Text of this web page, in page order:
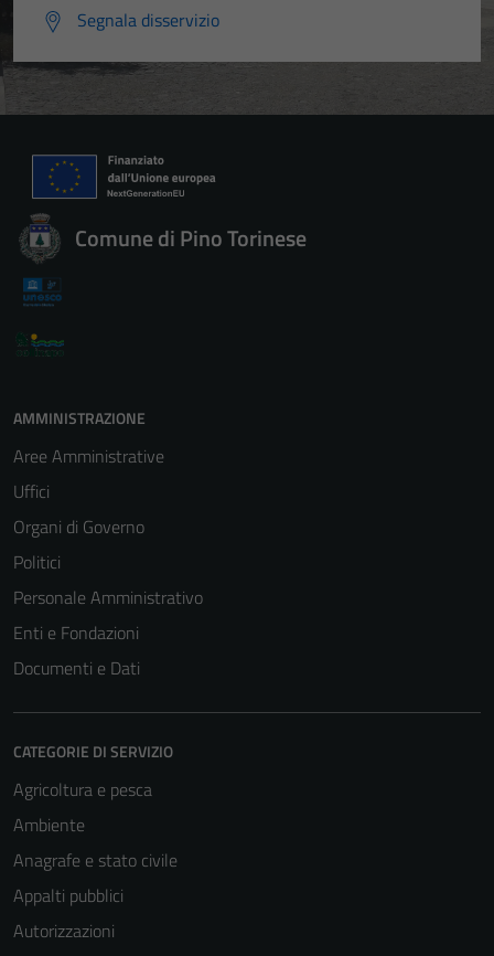
Segnala disservizio
Comune di Pino Torinese
AMMINISTRAZIONE
Aree Amministrative
Uffici
Organi di Governo
Politici
Personale Amministrativo
Enti e Fondazioni
Documenti e Dati
CATEGORIE DI SERVIZIO
Agricoltura e pesca
Ambiente
Anagrafe e stato civile
Appalti pubblici
Autorizzazioni